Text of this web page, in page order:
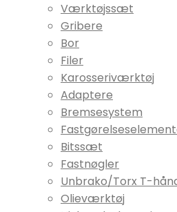
Værktøjssæt
Gribere
Bor
Filer
Karosseriværktøj
Adaptere
Bremsesystem
Bitssæt
Fastnøgler
Unbrako/Torx T-
Olieværktøj